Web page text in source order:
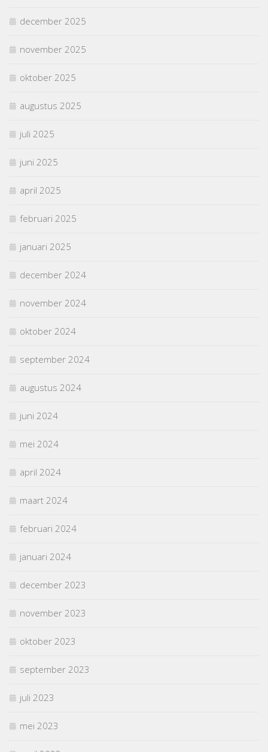
december 2025
november 2025
oktober 2025
augustus 2025
juli 2025
juni 2025
april 2025
februari 2025
januari 2025
december 2024
november 2024
oktober 2024
september 2024
augustus 2024
juni 2024
mei 2024
april 2024
maart 2024
februari 2024
januari 2024
december 2023
november 2023
oktober 2023
september 2023
juli 2023
mei 2023